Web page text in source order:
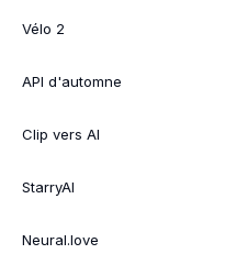
Vélo 2
API d'automne
Clip vers AI
StarryAI
Neural.love